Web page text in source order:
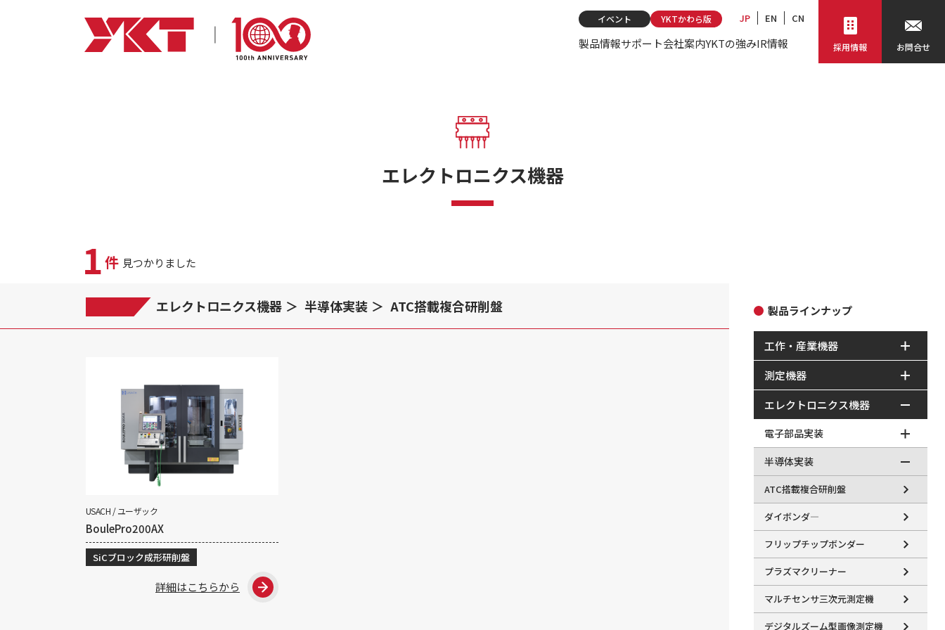
イベント YKTかわら版 JP EN CN
製品情報サポート会社案内YKTの強みIR情報 採用情報 お問合せ
エレクトロニクス機器
1件 見つかりました
エレクトロニクス機器 半導体実装 ATC搭載複合研削盤
USACH / ユーザック
BoulePro200AX
SiCブロック成形研削盤
詳細はこちらから
製品ラインナップ
工作・産業機器
測定機器
エレクトロニクス機器
電子部品実装
半導体実装
ATC搭載複合研削盤
ダイボンダ―
フリップチップボンダー
プラズマクリーナー
マルチセンサ三次元測定機
デジタルズーム型画像測定機